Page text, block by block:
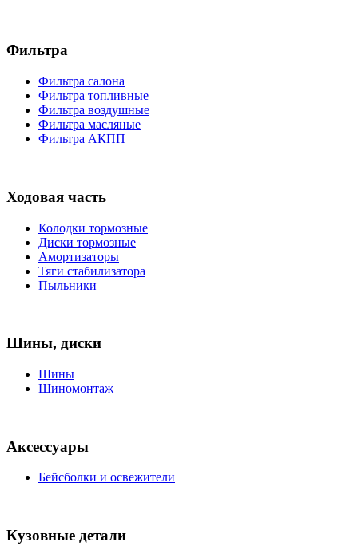
Фильтра
Фильтра салона
Фильтра топливные
Фильтра воздушные
Фильтра масляные
Фильтра АКПП
Ходовая часть
Колодки тормозные
Диски тормозные
Амортизаторы
Тяги стабилизатора
Пыльники
Шины, диски
Шины
Шиномонтаж
Аксессуары
Бейсболки и освежители
Кузовные детали